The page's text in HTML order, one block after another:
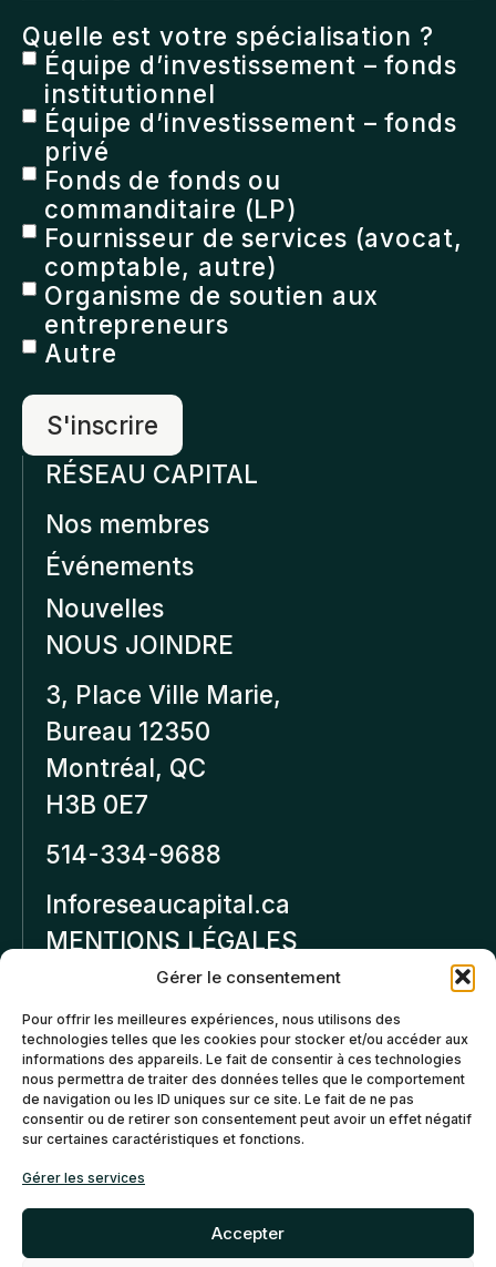
Gérer le consentement
Pour offrir les meilleures expériences, nous utilisons des
technologies telles que les cookies pour stocker et/ou accéder aux
informations des appareils. Le fait de consentir à ces technologies
nous permettra de traiter des données telles que le comportement
de navigation ou les ID uniques sur ce site. Le fait de ne pas
consentir ou de retirer son consentement peut avoir un effet négatif
sur certaines caractéristiques et fonctions.
Gérer les services
Accepter
Quelle est votre spécialisation ?
Équipe d’investissement – fonds
institutionnel
Équipe d’investissement – fonds
privé
Fonds de fonds ou
commanditaire (LP)
Fournisseur de services (avocat,
comptable, autre)
Organisme de soutien aux
entrepreneurs
Autre
RÉSEAU CAPITAL
Nos membres
Événements
Nouvelles
NOUS JOINDRE
3, Place Ville Marie,
Bureau 12350
Montréal, QC
H3B 0E7
514-334-9688
Inforeseaucapital.ca
MENTIONS LÉGALES
Politique de
confidentialité
Politiques d’annulation et
de remboursement
Politique de cookies (CA)